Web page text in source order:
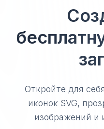
Откройте для
иконок SVG,
изображений и